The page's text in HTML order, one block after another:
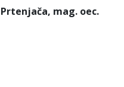
mag. oec.